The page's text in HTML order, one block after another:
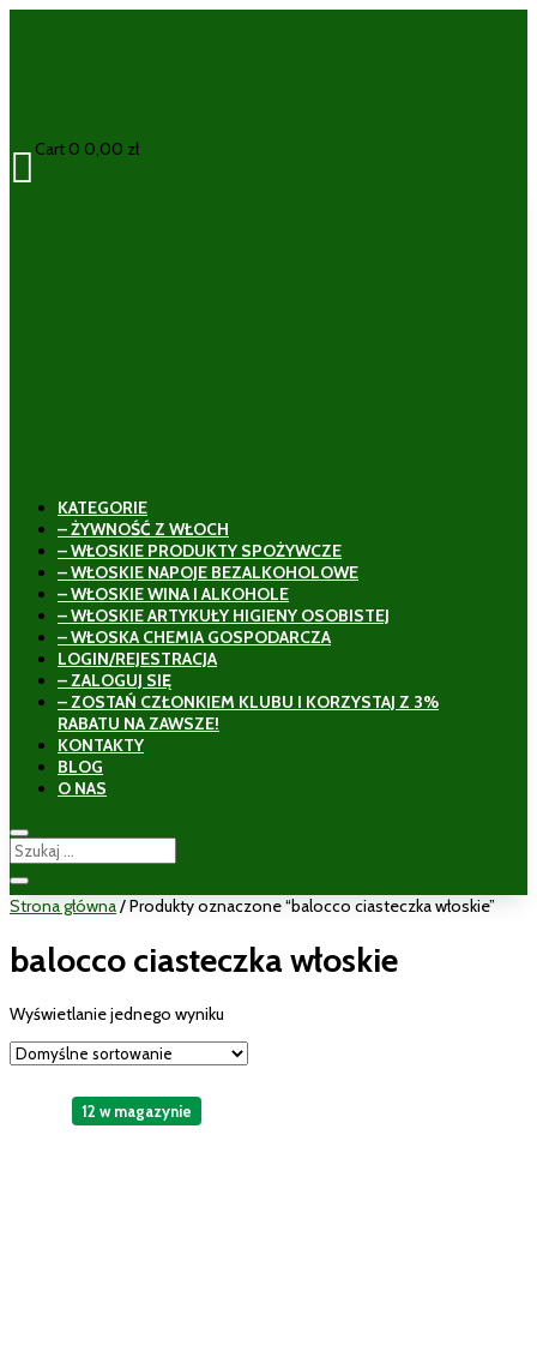
 Cart 0 0,00 zł
KATEGORIE
– ŻYWNOŚĆ Z WŁOCH
– WŁOSKIE PRODUKTY SPOŻYWCZE
– WŁOSKIE NAPOJE BEZALKOHOLOWE
– WŁOSKIE WINA I ALKOHOLE
– WŁOSKIE ARTYKUŁY HIGIENY OSOBISTEJ
– WŁOSKA CHEMIA GOSPODARCZA
LOGIN/REJESTRACJA
– ZALOGUJ SIĘ
– ZOSTAŃ CZŁONKIEM KLUBU I KORZYSTAJ Z 3%
RABATU NA ZAWSZE!
KONTAKTY
BLOG
O NAS
Strona główna/ Produkty oznaczone “balocco ciasteczka włoskie”
balocco ciasteczka włoskie
Wyświetlanie jednego wyniku
12 w magazynie